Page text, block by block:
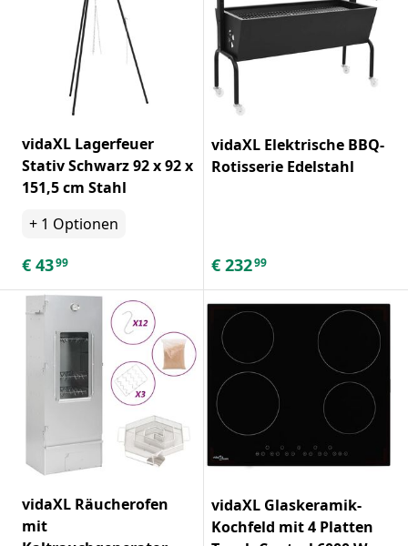
vidaXL Lagerfeuer
Stativ Schwarz 92 x 92 x
151,5 cm Stahl
+ 1 Optionen
€ 4399
vidaXL Elektrische BBQ-
Rotisserie Edelstahl
€ 23299
vidaXL Räucherofen
mit
vidaXL Glaskeramik-
Kochfeld mit 4 Platten